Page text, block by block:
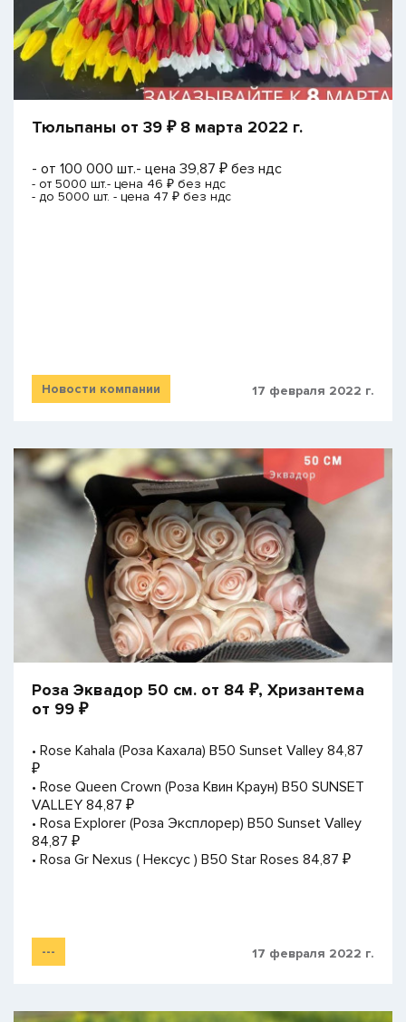
Тюльпаны от 39 ₽ 8 марта 2022 г.
- от 100 000 шт.- цена 39,87 ₽ без ндс
- от 5000 шт.- цена 46 ₽ без ндс
- до 5000 шт. - цена 47 ₽ без ндс
Новости компании 17 февраля 2022 г.
Роза Эквадор 50 см. от 84 ₽, Хризантема
от 99 ₽
• Rose Kahala (Роза Кахала) B50 Sunset Valley 84,87
₽
• Rose Queen Crown (Роза Квин Краун) B50 SUNSET
VALLEY 84,87 ₽
• Rosa Explorer (Роза Эксплорер) В50 Sunset Valley
84,87 ₽
• Rosa Gr Nexus ( Нексус ) В50 Star Roses 84,87 ₽
--- 17 февраля 2022 г.